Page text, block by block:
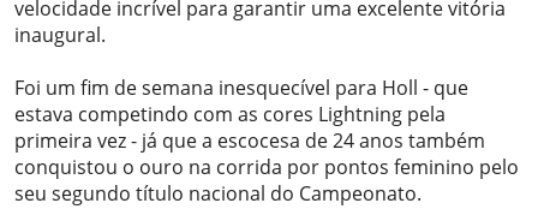
velocidade incrível para garantir uma excelente vitória
inaugural.
Foi um fim de semana inesquecível para Holl - que
estava competindo com as cores Lightning pela
primeira vez - já que a escocesa de 24 anos também
conquistou o ouro na corrida por pontos feminino pelo
seu segundo título nacional do Campeonato.